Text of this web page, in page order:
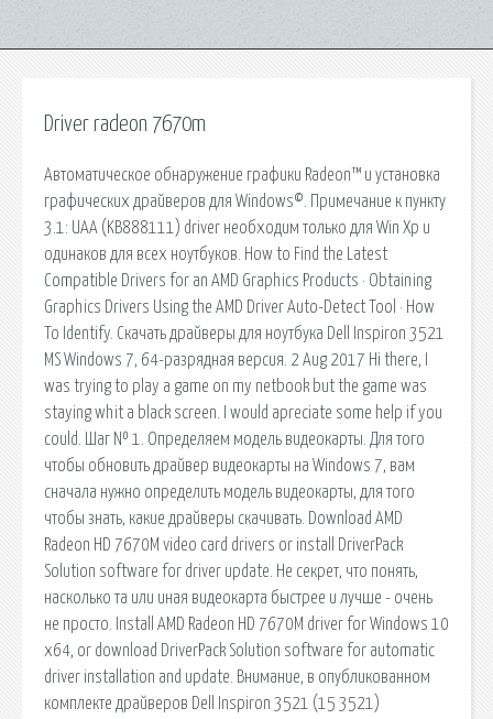
Driver radeon 7670m
Автоматическое обнаружение графики Radeon™ и установка
графических драйверов для Windows©. Примечание к пункту
3.1: UAA (KB888111) driver необходим только для Win Xp и
одинаков для всех ноутбуков. How to Find the Latest
Compatible Drivers for an AMD Graphics Products · Obtaining
Graphics Drivers Using the AMD Driver Auto-Detect Tool · How
To Identify. Скачать драйверы для ноутбука Dell Inspiron 3521
MS Windows 7, 64-разрядная версия. 2 Aug 2017 Hi there, I
was trying to play a game on my netbook but the game was
staying whit a black screen. I would apreciate some help if you
could. Шаг № 1. Определяем модель видеокарты. Для того
чтобы обновить драйвер видеокарты на Windows 7, вам
сначала нужно определить модель видеокарты, для того
чтобы знать, какие драйверы скачивать. Download AMD
Radeon HD 7670M video card drivers or install DriverPack
Solution software for driver update. Не секрет, что понять,
насколько та или иная видеокарта быстрее и лучше - очень
не просто. Install AMD Radeon HD 7670M driver for Windows 10
x64, or download DriverPack Solution software for automatic
driver installation and update. Внимание, в опубликованном
комплекте драйверов Dell Inspiron 3521 (15 3521)